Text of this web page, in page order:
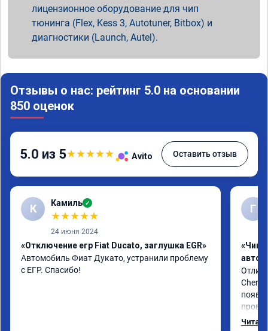
лицензионное оборудование для чип
тюнинга (Flex, Kess 3, Autotuner, Bitbox) и
диагностики (Launch, Autel).
Отзывы о нас: рейтинг 5.0 на основании
850 оценок
5.0 из 5★★★★★ Avito Оставить отзыв
К Камиль ✓
★★★★★
24 июня 2024
«Отключение егр Fiat Ducato, заглушка EGR»
Автомобиль Фиат Дукато, устранили проблему
с ЕГР. Спасибо!
Г
«Чип
Chery